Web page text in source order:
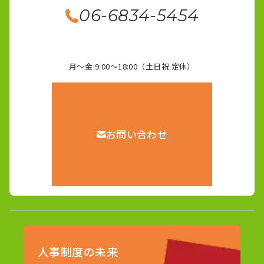
06-6834-5454
月～金 9:00～18:00（土日祝 定休）
お問い合わせ
人事制度の未来